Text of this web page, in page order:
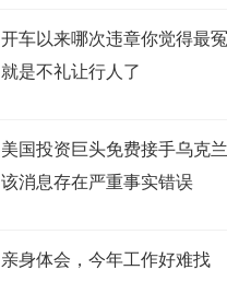
开车以来哪次违章你觉得最
就是不礼让行人了
美国投资巨头免费接手乌克
该消息存在严重事实错误
亲身体会，今年工作好难找